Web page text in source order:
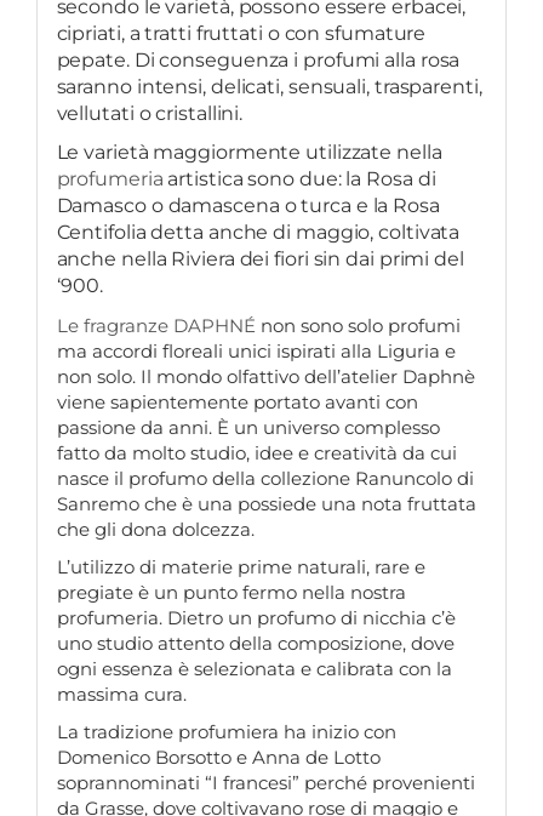
secondo le varietà, possono essere erbacei,
cipriati, a tratti fruttati o con sfumature
pepate. Di conseguenza i profumi alla rosa
saranno intensi, delicati, sensuali, trasparenti,
vellutati o cristallini.
Le varietà maggiormente utilizzate nella
profumeria artistica sono due: la Rosa di
Damasco o damascena o turca e la Rosa
Centifolia detta anche di maggio, coltivata
anche nella Riviera dei fiori sin dai primi del
‘900.
Le fragranze DAPHNÉ non sono solo profumi
ma accordi floreali unici ispirati alla Liguria e
non solo. Il mondo olfattivo dell’atelier Daphnè
viene sapientemente portato avanti con
passione da anni. È un universo complesso
fatto da molto studio, idee e creatività da cui
nasce il profumo della collezione Ranuncolo di
Sanremo che è una possiede una nota fruttata
che gli dona dolcezza.
L’utilizzo di materie prime naturali, rare e
pregiate è un punto fermo nella nostra
profumeria. Dietro un profumo di nicchia c’è
uno studio attento della composizione, dove
ogni essenza è selezionata e calibrata con la
massima cura.
La tradizione profumiera ha inizio con
Domenico Borsotto e Anna de Lotto
soprannominati “I francesi” perché provenienti
da Grasse, dove coltivavano rose di maggio e